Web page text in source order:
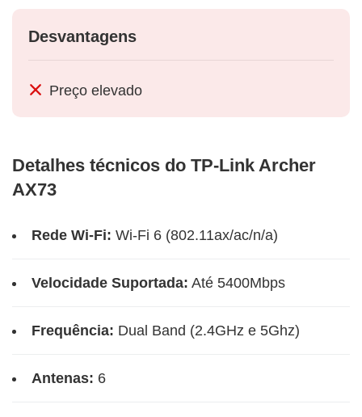
Desvantagens
Preço elevado
Detalhes técnicos do TP-Link Archer
AX73
Rede Wi-Fi: Wi-Fi 6 (802.11ax/ac/n/a)
Velocidade Suportada: Até 5400Mbps
Frequência: Dual Band (2.4GHz e 5Ghz)
Antenas: 6